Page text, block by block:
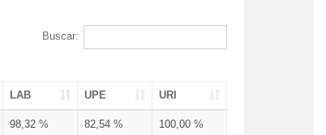
Buscar:
LAB UPE URI
98,32 % 82,54 % 100,00 %